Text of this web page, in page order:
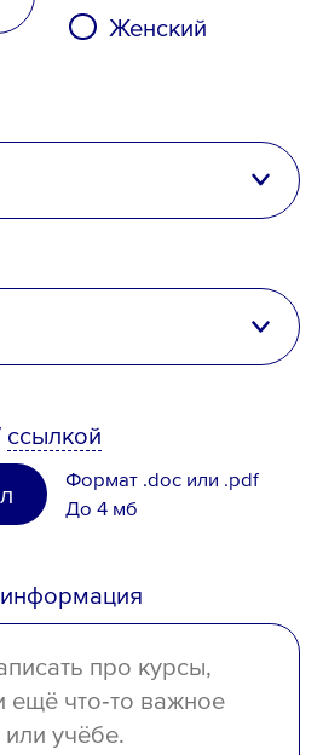
Женский
ссылкой
Формат .doc или .pdf
До 4 мб